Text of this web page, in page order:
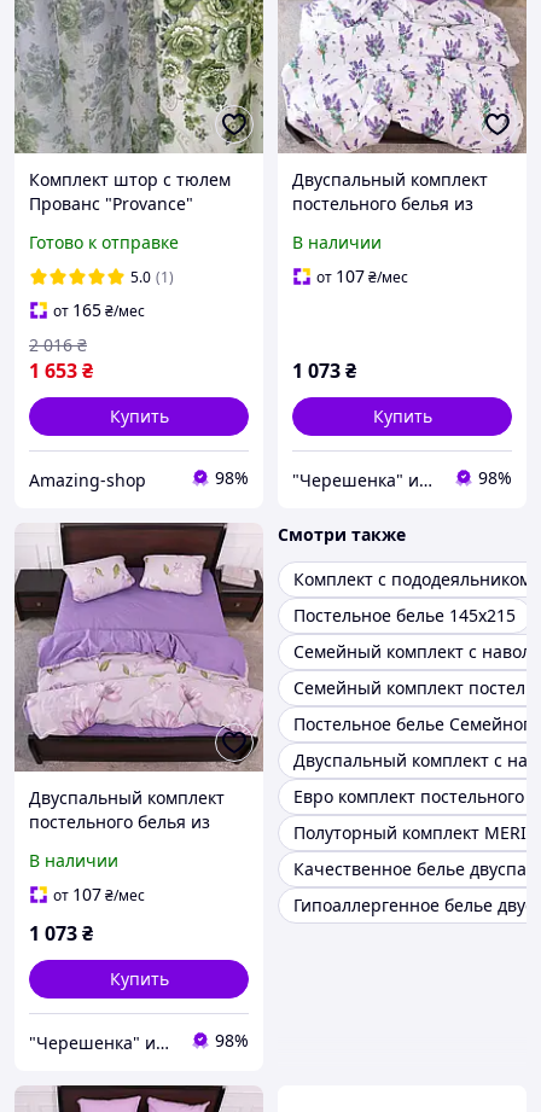
Комплект штор с тюлем
Прованс "Provance"
Шторы - атлас, Тюль -
батист
Готово к отправке
5.0 (1)
от 165₴/мес
1 653₴
2 016 ₴
Купить
Amazing-shop 98%
Двуспальный комплект
постельного белья из
компаньонов180*220
бело-сиреневый с
В наличии
от 107₴/мес
1 073₴
Купить
"Черешенка" интернет-магазин оптово-розничной торговли 98%
Двуспальный комплект
постельного белья из
180*220 фиолетового
цвета с цветами из Бязи
В наличии
от 107₴/мес
1 073₴
Купить
"Черешенка" интернет-магазин оптово-розничной торговли 98%
Смотри также
Комплект с пододеяльником
Постельное белье 145х215
Семейный комплект с
Семейный комплект
Постельное белье
Двуспальный комплект с
Евро комплект постельного
Полуторный комплект
Качественное белье
Гипоаллергенное белье